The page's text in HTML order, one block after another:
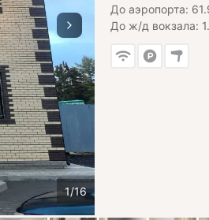
До аэропорта:
До ж/д вокзала: